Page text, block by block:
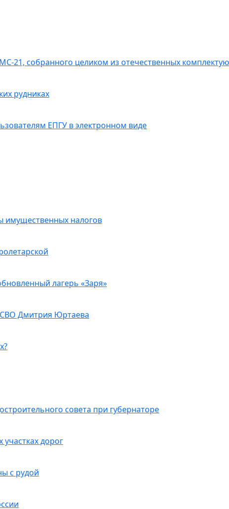
21, собранного целиком из отечественных
рудниках
ЕПГУ в электронном виде
имущественных налогов
лагерь «Заря»
СВО Дмитрия Юртаева
совета при губернаторе
дорог
с рудой